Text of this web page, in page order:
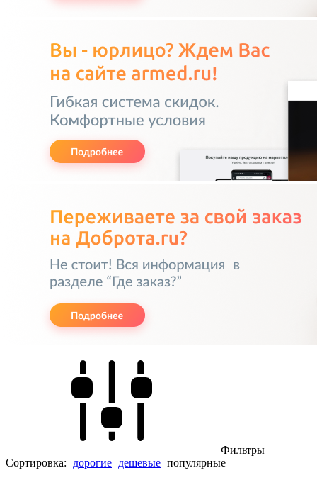
Фильтры
Сортировка:
дорогие дешевые популярные